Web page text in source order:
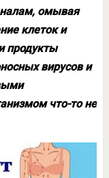
омывая
клеток и
продукты
вирусов и
что-то не